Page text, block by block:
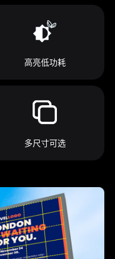
高亮低功耗
多尺寸可选